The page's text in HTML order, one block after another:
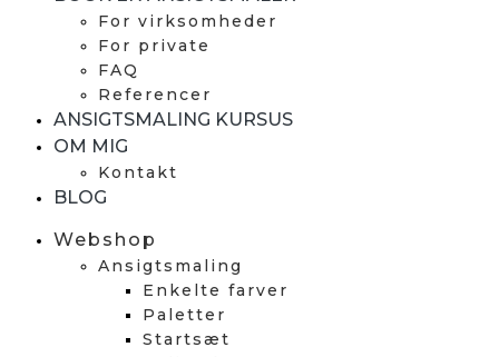
For virksomheder
For private
FAQ
Referencer
ANSIGTSMALING KURSUS
OM MIG
Kontakt
BLOG
Webshop
Ansigtsmaling
Enkelte farver
Paletter
Startsæt